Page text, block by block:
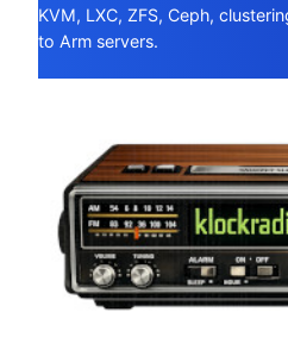
KVM, LXC, ZFS, Ceph,
to Arm servers.